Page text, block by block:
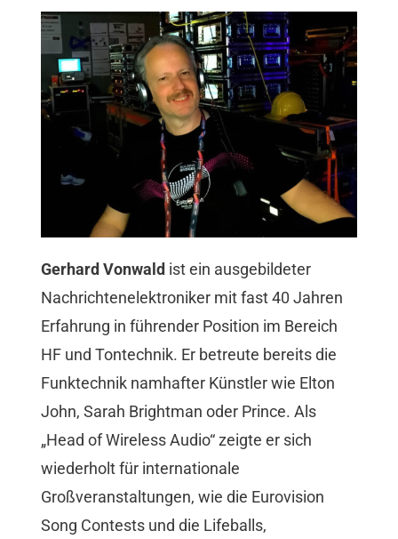
Gerhard Vonwald ist ein ausgebildeter
Nachrichtenelektroniker mit fast 40 Jahren
Erfahrung in führender Position im Bereich
HF und Tontechnik. Er betreute bereits die
Funktechnik namhafter Künstler wie Elton
John, Sarah Brightman oder Prince. Als
„Head of Wireless Audio“ zeigte er sich
wiederholt für internationale
Großveranstaltungen, wie die Eurovision
Song Contests und die Lifeballs,